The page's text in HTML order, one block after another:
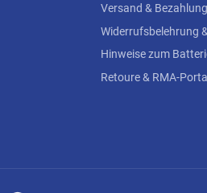
Versand & Bezahlung
Widerrufsbelehrung
Hinweise zum
Retoure & RMA-Portal